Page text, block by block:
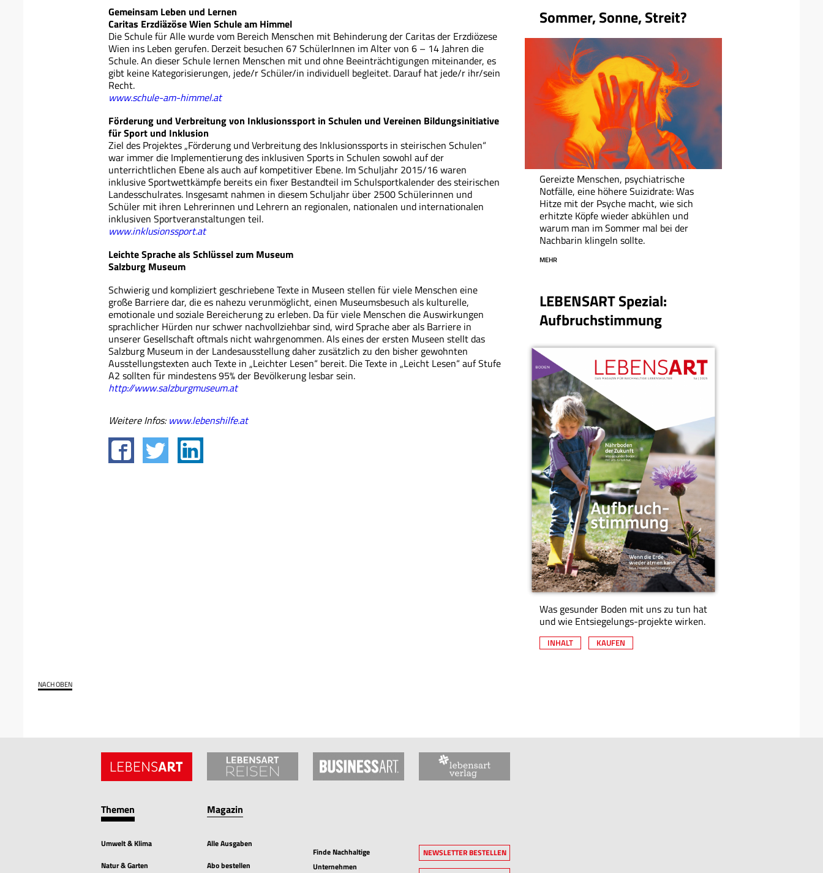
Gemeinsam Leben und Lernen
Caritas Erzdiäzöse Wien Schule am Himmel
Die Schule für Alle wurde vom Bereich Menschen mit Behinderung der Caritas der Erzdiözese
Wien ins Leben gerufen. Derzeit besuchen 67 SchülerInnen im Alter von 6 – 14 Jahren die
Schule. An dieser Schule lernen Menschen mit und ohne Beeinträchtigungen miteinander, es
gibt keine Kategorisierungen, jede/r Schüler/in individuell begleitet. Darauf hat jede/r ihr/sein
Recht.
www.schule-am-himmel.at
Förderung und Verbreitung von Inklusionssport in Schulen und Vereinen Bildungsinitiative
für Sport und Inklusion
Ziel des Projektes „Förderung und Verbreitung des Inklusionssports in steirischen Schulen“
war immer die Implementierung des inklusiven Sports in Schulen sowohl auf der
unterrichtlichen Ebene als auch auf kompetitiver Ebene. Im Schuljahr 2015/16 waren
inklusive Sportwettkämpfe bereits ein fixer Bestandteil im Schulsportkalender des steirischen
Landesschulrates. Insgesamt nahmen in diesem Schuljahr über 2500 Schülerinnen und
Schüler mit ihren Lehrerinnen und Lehrern an regionalen, nationalen und internationalen
inklusiven Sportveranstaltungen teil.
www.inklusionssport.at
Leichte Sprache als Schlüssel zum Museum
Salzburg Museum
Schwierig und kompliziert geschriebene Texte in Museen stellen für viele Menschen eine
große Barriere dar, die es nahezu verunmöglicht, einen Museumsbesuch als kulturelle,
emotionale und soziale Bereicherung zu erleben. Da für viele Menschen die Auswirkungen
sprachlicher Hürden nur schwer nachvollziehbar sind, wird Sprache aber als Barriere in
unserer Gesellschaft oftmals nicht wahrgenommen. Als eines der ersten Museen stellt das
Salzburg Museum in der Landesausstellung daher zusätzlich zu den bisher gewohnten
Ausstellungstexten auch Texte in „Leichter Lesen“ bereit. Die Texte in „Leicht Lesen“ auf Stufe
A2 sollten für mindestens 95% der Bevölkerung lesbar sein.
http://www.salzburgmuseum.at
Weitere Infos: www.lebenshilfe.at
Sommer, Sonne, Streit?
Gereizte Menschen, psychiatrische
Notfälle, eine höhere Suizidrate: Was
Hitze mit der Psyche macht, wie sich
erhitzte Köpfe wieder abkühlen und
warum man im Sommer mal bei der
Nachbarin klingeln sollte.
MEHR
LEBENSART Spezial:
Aufbruchstimmung
Was gesunder Boden mit uns zu tun hat
und wie Entsiegelungs-projekte wirken.
INHALT KAUFEN
NACH OBEN
Themen
Umwelt & Klima
Natur & Garten
Magazin
Alle Ausgaben
Abo bestellen
Finde Nachhaltige
Unternehmen
NEWSLETTER BESTELLEN